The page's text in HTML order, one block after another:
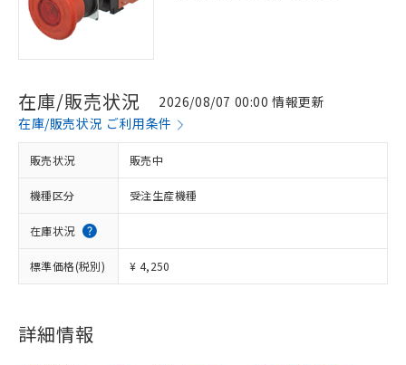
在庫/販売状況
2026/08/07 00:00 情報更新
在庫/販売状況 ご利用条件
販売状況 販売中
機種区分 受注生産機種
在庫状況
標準価格(税別) ¥ 4,250
詳細情報